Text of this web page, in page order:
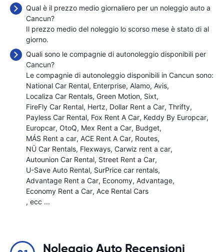
Qual è il prezzo medio giornaliero per un noleggio auto a
Cancun?
Il prezzo medio del noleggio lo scorso mese è stato di al
giorno.
Quali sono le compagnie di autonoleggio disponibili per
Cancun?
Le compagnie di autonoleggio disponibili in Cancun sono:
National Car Rental Enterprise Alamo Avis
Localiza Car Rentals Green Motion Sixt
FireFly Car Rental Hertz Dollar Rent a Car Thrifty
Payless Car Rental Fox Rent A Car Keddy By Europcar
Europcar OtoQ Mex Rent a Car Budget
MÁS Rent a car ACE Rent A Car Routes
NÜ Car Rentals Flexways Carwiz rent a car
Autounion Car Rental Street Rent a Car
U-Save Auto Rental SurPrice car rentals
Advantage Rent a Car Economy Advantage
Economy Rent a Car Ace Rental Cars
, ecc ...
Noleggio Auto Recensioni